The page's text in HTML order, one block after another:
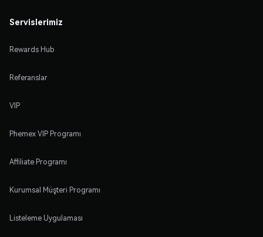
Servislerimiz
Rewards Hub
Referanslar
VIP
Phemex VIP Programı
Affiliate Programı
Kurumsal Müşteri Programı
Listeleme Uygulaması